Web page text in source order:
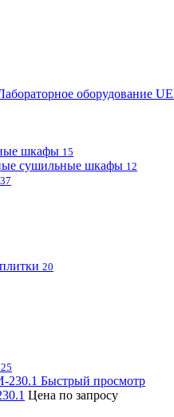
оборудование
шкафы 15
сушильные шкафы 12
37
20
25
Быстрый просмотр
Цена по запросу